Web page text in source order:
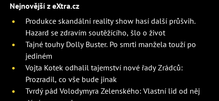
Nejnovější z eXtra.cz
Produkce skandální reality show hasí další průšvih.
Hazard se zdravím soutěžícího, šlo o život
Tajné touhy Dolly Buster. Po smrti manžela touží po
jediném
Vojta Kotek odhalil tajemství nové řady Zrádců:
Prozradil, co vše bude jinak
Tvrdý pád Volodymyra Zelenského: Vlastní lid od něj